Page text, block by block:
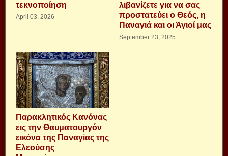
τεκνοποίηση
April 03, 2026
λιβανίζετε για να σας
προστατεύει ο Θεός, η
Παναγιά και οι Άγιοί μας
September 23, 2025
Παρακλητικός Κανόνας
εις την Θαυματουργόν
εικόνα της Παναγίας της
Ελεούσης